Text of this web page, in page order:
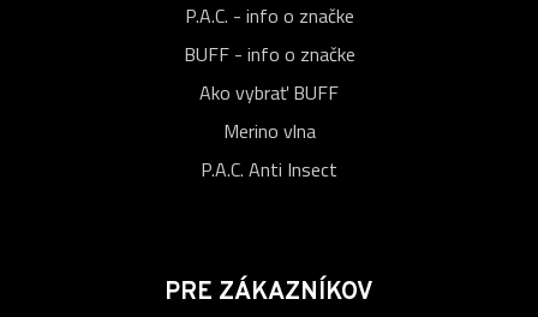
P.A.C. - info o značke
BUFF - info o značke
Ako vybrať BUFF
Merino vlna
P.A.C. Anti Insect
PRE ZÁKAZNÍKOV